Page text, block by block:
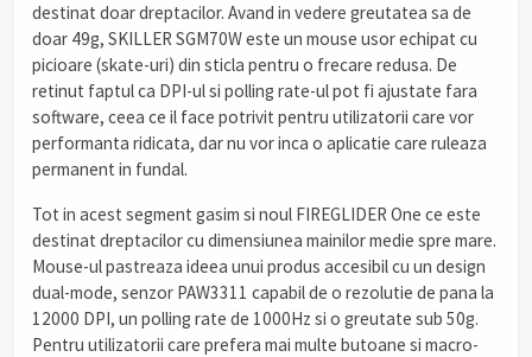
destinat doar dreptacilor. Avand in vedere greutatea sa de
doar 49g, SKILLER SGM70W este un mouse usor echipat cu
picioare (skate-uri) din sticla pentru o frecare redusa. De
retinut faptul ca DPI-ul si polling rate-ul pot fi ajustate fara
software, ceea ce il face potrivit pentru utilizatorii care vor
performanta ridicata, dar nu vor inca o aplicatie care ruleaza
permanent in fundal.
Tot in acest segment gasim si noul FIREGLIDER One ce este
destinat dreptacilor cu dimensiunea mainilor medie spre mare.
Mouse-ul pastreaza ideea unui produs accesibil cu un design
dual-mode, senzor PAW3311 capabil de o rezolutie de pana la
12000 DPI, un polling rate de 1000Hz si o greutate sub 50g.
Pentru utilizatorii care prefera mai multe butoane si macro-